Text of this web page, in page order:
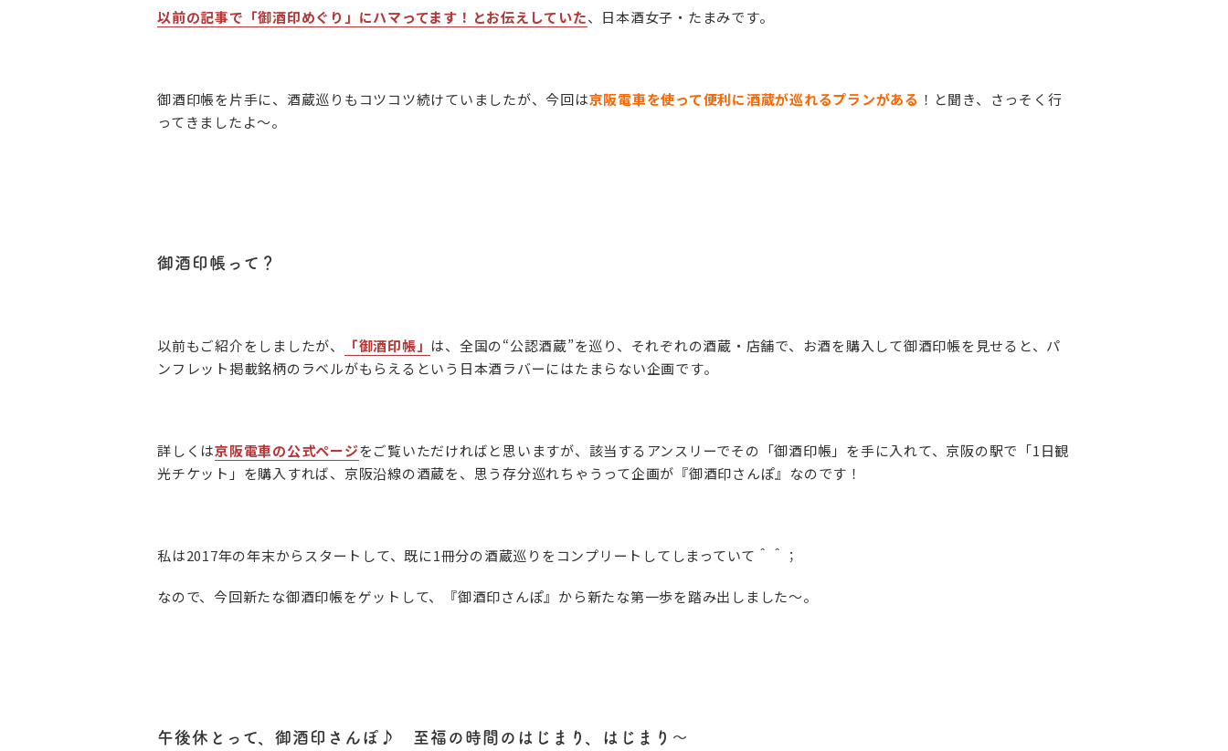
以前の記事で「御酒印めぐり」にハマってます！とお伝えしていた、日本酒女子・たまみです。
御酒印帳を片手に、酒蔵巡りもコツコツ続けていましたが、今回は京阪電車を使って便利に酒蔵が巡れるプランがある ！と聞き、さっそく行
ってきましたよ～。
御酒印帳って？
以前もご紹介をしましたが、 「御酒印帳」 は、全国の“公認酒蔵”を巡り、それぞれの酒蔵・店舗で、お酒を購入して御酒印帳を見せると、パ
ンフレット掲載銘柄のラベルがもらえるという日本酒ラバーにはたまらない企画です。
詳しくは京阪電車の公式ページをご覧いただければと思いますが、該当するアンスリーでその「御酒印帳」 を手に入れて、 京阪の駅で「1日観
光チケット」を購入すれば、京阪沿線の酒蔵を、思う存分巡れちゃうって企画が『御酒印さんぽ』なのです！
私は2017年の年末からスタートして、既に1冊分の酒蔵巡りをコンプリートしてしまっていて＾＾；
なので、今回新たな御酒印帳をゲットして、『御酒印さんぽ』から新たな第一歩を踏み出しました～。
午後休とって、御酒印さんぽ♪ 至福の時間のはじまり、はじまり～